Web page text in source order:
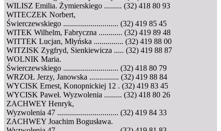
WILISZ Emilia. Żymierskiego ......... (32) 418 80 93
WITECZEK Norbert,
Świerczewskiego ............................ (32) 419 85 45
WITEK Wilhelm, Fabryczna ............ (32) 419 89 48
WITTEK Lucjan, Młyńska ............... (32) 419 88 00
WITZISK Zygfryd, Sienkiewicza ..... (32) 419 88 87
WOLNIK Maria.
Świerczewskiego ............................ (32) 418 80 79
WRZOŁ Jerzy, Janowska ............... (32) 419 88 84
WYCISK Ernest, Konopnickiej 12 . (32) 419 83 45
WYCISK Paweł. Wyzwolenia ......... (32) 418 80 26
ZACHWEY Henryk,
Wyzwolenia 47 ............................... (32) 419 84 33
ZACHWEY Joachim Bogusława.